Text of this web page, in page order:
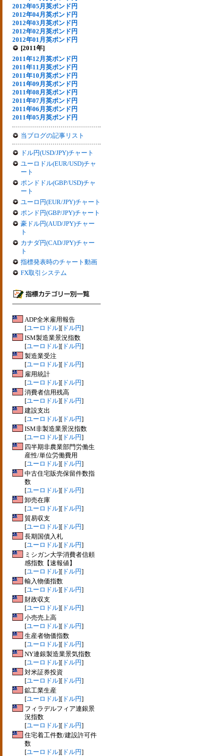
2012年05月英ポンド円
2012年04月英ポンド円
2012年03月英ポンド円
2012年02月英ポンド円
2012年01月英ポンド円
[2011年]
2011年12月英ポンド円
2011年11月英ポンド円
2011年10月英ポンド円
2011年09月英ポンド円
2011年08月英ポンド円
2011年07月英ポンド円
2011年06月英ポンド円
2011年05月英ポンド円
当ブログの記事リスト
ドル円(USD/JPY)チャート
ユーロドル(EUR/USD)チャ
ート
ポンドドル(GBP/USD)チャ
ート
ユーロ円(EUR/JPY)チャート
ポンド円(GBP/JPY)チャート
豪ドル円(AUD/JPY)チャー
ト
カナダ円(CAD/JPY)チャー
ト
指標発表時のチャート動画
FX取引システム
ADP全米雇用報告
[ユーロドル][ ドル円]
ISM製造業景況指数
[ユーロドル][ ドル円]
製造業受注
[ユーロドル][ ドル円]
雇用統計
[ユーロドル][ ドル円]
消費者信用残高
[ユーロドル][ ドル円]
建設支出
[ユーロドル][ ドル円]
ISM非製造業景況指数
[ユーロドル][ ドル円]
四半期非農業部門労働生
産性/単位労働費用
[ユーロドル][ ドル円]
中古住宅販売保留件数指
数
[ユーロドル][ ドル円]
卸売在庫
[ユーロドル][ ドル円]
貿易収支
[ユーロドル][ ドル円]
長期国債入札
[ユーロドル][ ドル円]
ミシガン大学消費者信頼
感指数【速報値】
[ユーロドル][ ドル円]
輸入物価指数
[ユーロドル][ ドル円]
財政収支
[ユーロドル][ ドル円]
小売売上高
[ユーロドル][ ドル円]
生産者物価指数
[ユーロドル][ ドル円]
NY連銀製造業景気指数
[ユーロドル][ ドル円]
対米証券投資
[ユーロドル][ ドル円]
鉱工業生産
[ユーロドル][ ドル円]
フィラデルフィア連銀景
況指数
[ユーロドル][ ドル円]
住宅着工件数/建設許可件
数
[ユーロドル][ ドル円]